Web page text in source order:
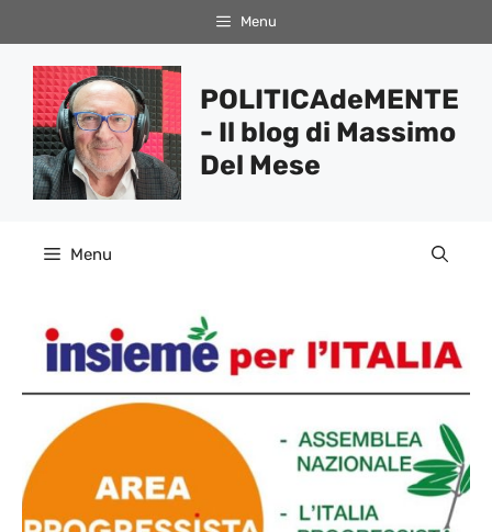
al
contenuto
Menu
POLITICAdeMENTE
- Il blog di Massimo
Del Mese
Menu